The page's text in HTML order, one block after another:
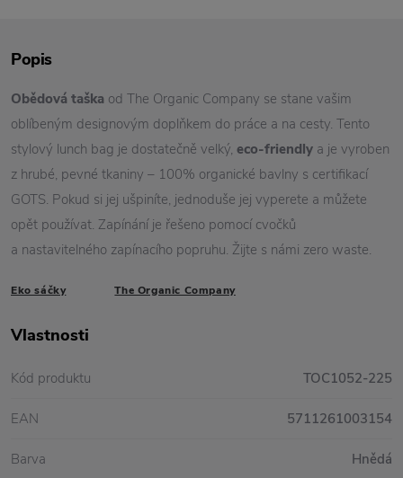
Popis
Obědová taška od The Organic Company se stane vašim
oblíbeným designovým doplňkem do práce a na cesty. Tento
stylový lunch bag je dostatečně velký, eco-friendly a je vyroben
z hrubé, pevné tkaniny – 100% organické bavlny s certifikací
GOTS. Pokud si jej ušpiníte, jednoduše jej vyperete a můžete
opět používat. Zapínání je řešeno pomocí cvočků
a nastavitelného zapínacího popruhu. Žijte s námi zero waste.
Eko sáčky The Organic Company
Vlastnosti
Kód produktu TOC1052-225
EAN 5711261003154
Barva Hnědá